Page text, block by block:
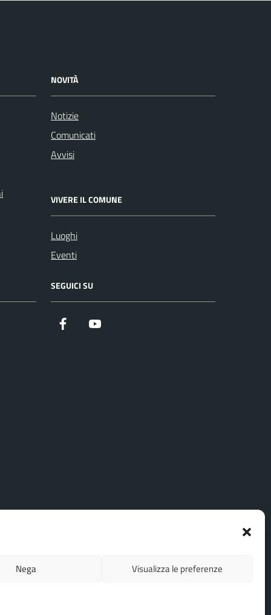
Nega Visualizza le preferenze
NOVITÀ
Notizie
Comunicati
Avvisi
VIVERE IL COMUNE
Luoghi
Eventi
SEGUICI SU
Facebook